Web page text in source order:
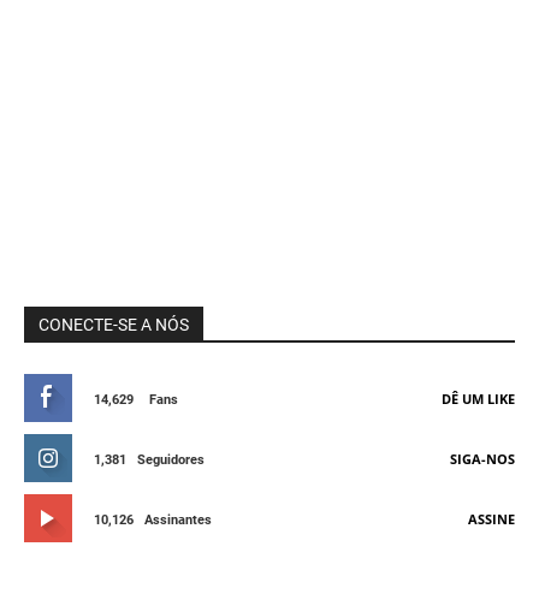
CONECTE-SE A NÓS
14,629 Fans DÊ UM LIKE
1,381 Seguidores SIGA-NOS
10,126 Assinantes ASSINE